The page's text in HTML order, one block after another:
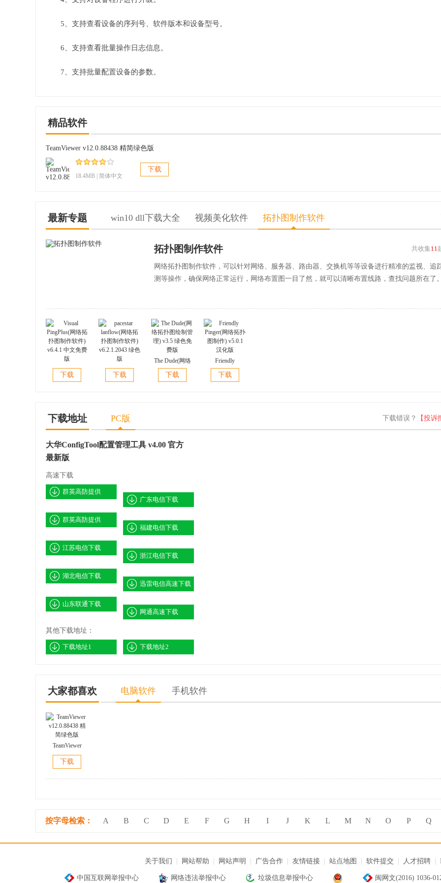
5、支持查看设备的序列号、软件版本和设备型号。
6、支持查看批量操作日志信息。
7、支持批量配置设备的参数。
精品软件
TeamViewer v12.0.88438 精简绿色版
18.4MB | 简体中文
下载
最新专题 win10 dll下载大全 视频美化软件 拓扑图制作软件
共收集11
拓扑图制作软件
网络拓扑图制作软件，可以针对网络、服务器、路由器、交换机等等设备进行精准的监视、追
测等操作，确保网络正常运行，网络布置图一目了然，就可以清晰布置线路，查找问题所在了。
Visual
PingPlus(网络拓
下载
pacestar
lanflow(网络拓
下载
The Dude(网络
拓扑图绘制管
理) v3.5 绿色免
下载
Friendly
Pinger(网络拓扑
图制作) v5.0.1
下载
下载地址 PC版 下载错误？ 【投诉
大华ConfigTool配置管理工具 v4.00 官方
最新版
高速下载
群英高防提供
广东电信下载
群英高防提供
福建电信下载
江苏电信下载
浙江电信下载
湖北电信下载
迅雷电信高速下载
山东联通下载
网通高速下载
其他下载地址：
下载地址1 下载地址2
大家都喜欢 电脑软件 手机软件
TeamViewer
v12.0.88438 精
简绿色版
下载
按字母检索： A B C D E F G H I J K L M N O P Q
关于我们 网站帮助 网站声明 广告合作 友情链接 站点地图 软件提交 人才招聘
中国互联网举报中心 网络违法举报中心 垃圾信息举报中心 闽网文(2016) 1036-